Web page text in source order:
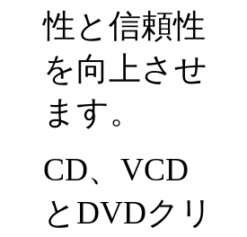
性と信頼性
を向上させ
ます。
CD、 VCD
と DVDクリ